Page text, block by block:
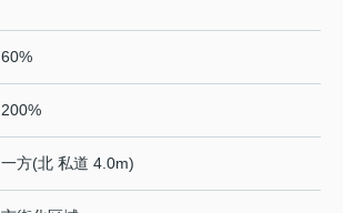
60%
200%
一方(北 私道 4.0m)